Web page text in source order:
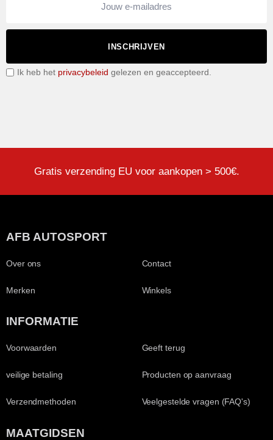
INSCHRIJVEN
Ik heb het privacybeleid gelezen en geaccepteerd.
Gratis verzending EU voor aankopen > 500€.
AFB AUTOSPORT
Over ons
Merken
Contact
Winkels
INFORMATIE
Voorwaarden
veilige betaling
Verzendmethoden
Geeft terug
Producten op aanvraag
Veelgestelde vragen (FAQ's)
MAATGIDSEN